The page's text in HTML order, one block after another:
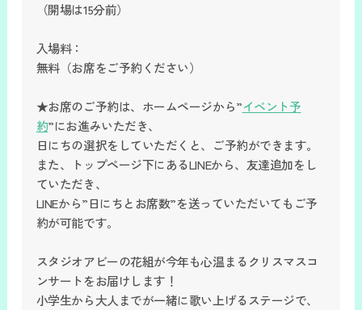
（開場は15分前）
入場料：
無料（お席をご予約ください）
★お席のご予約は、ホームページから”イベント予
約”にお進みいただき、
日にちの選択をしていただくと、ご予約ができます。
また、トップページ下にあるLINEから、友達追加をし
ていただき、
LINEから”日にちとお席数”を送っていただいてもご予
約が可能です。
スタジオアビーの花組が今年も心温まるクリスマスコ
ンサートをお届けします！
小学生から大人までが一緒に歌い上げるステージで、